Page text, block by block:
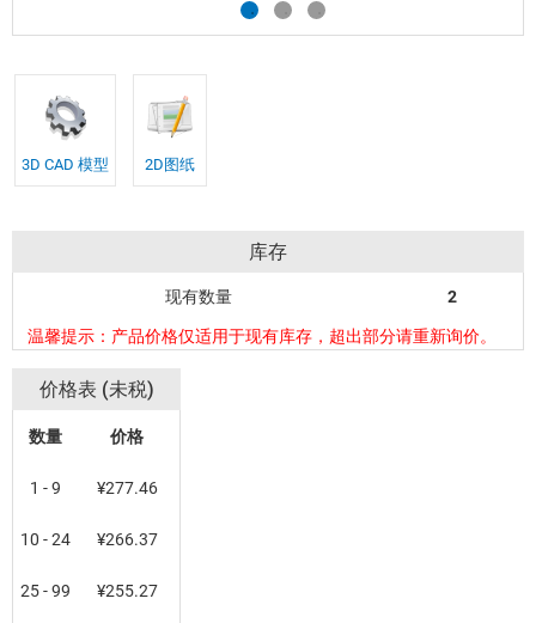
3D CAD 模型 2D图纸
库存
现有数量
2
温馨提示：产品价格仅适用于现有库存，超出部分请重新询价。
价格表 (未税)
数量 价格
1 - 9 ¥277.46
10 - 24 ¥266.37
25 - 99 ¥255.27